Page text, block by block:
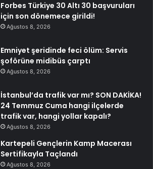
Forbes Türkiye 30 Altı 30 başvuruları
için son dönemece girildi!
Ağustos 8, 2026
Emniyet şeridinde feci ölüm: Servis
şoförüne midibüs çarptı
Ağustos 8, 2026
İstanbul’da trafik var mı? SON DAKİKA!
24 Temmuz Cuma hangi ilçelerde
trafik var, hangi yollar kapalı?
Ağustos 8, 2026
Kartepeli Gençlerin Kamp Macerası
Sertifikayla Taçlandı
Ağustos 8, 2026